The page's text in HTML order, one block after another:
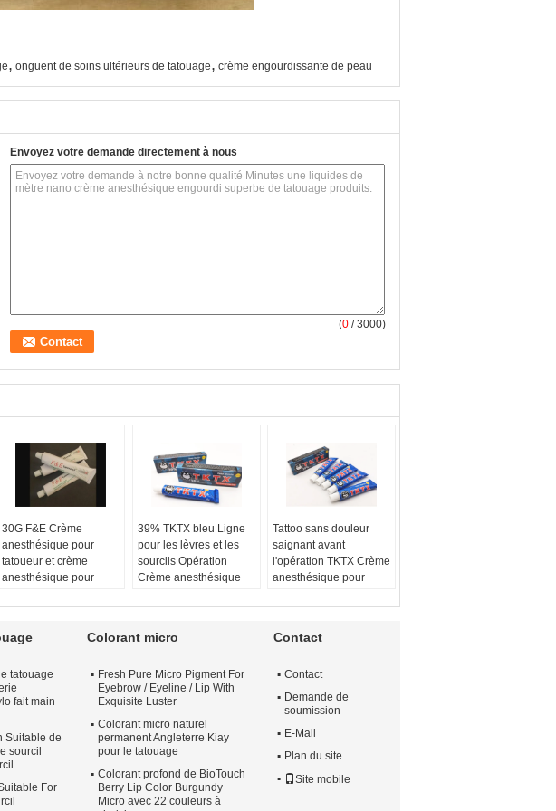
, onguent de soins ultérieurs de tatouage, crème engourdissante de peau
Envoyez votre demande directement à nous
(0 / 3000)
30G F&E Crème
anesthésique pour
tatoueur et crème
anesthésique pour
pour OEM
pacakge:
30 g/tube
peu rose ou un peu
café
utilisation pour:
Douleur par micro-
aiguille, tatouage,
piercing corporel,
épilation au laser, cir
39% TKTX bleu Ligne
pour les lèvres et les
sourcils Opération
Crème anesthésique
Le type:Crème
tatouage
Enlèvement de
tatouage / tatouage de
liner oculaire sur les
sourcils
Nom du produit:39%
Crème TKTX bleue
Couleur:Blanc
Tattoo sans douleur
saignant avant
l'opération TKTX Crème
anesthésique pour
Le type:Anesthésique,
indolore, arrête la
Caractéristique:
Enlèvement de
tatouage / tatouage de
sourcils
Couleur crème:
Fonction:
Enlèvement
tatouage
fait main
Suitable de
sourcil
For
Colorant micro
Fresh Pure Micro Pigment For
Eyebrow / Eyeline / Lip With
Exquisite Luster
Colorant micro naturel
permanent Angleterre Kiay
pour le tatouage
Colorant profond de BioTouch
Berry Lip Color Burgundy
Micro avec 22 couleurs à
Contact
Contact
Demande de
soumission
E-Mail
Plan du site
Site mobile